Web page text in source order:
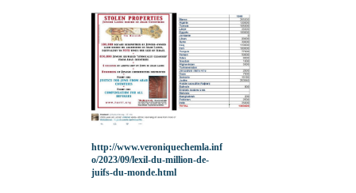
http://www.veroniquechemla.inf
o/2023/09/lexil-du-million-de-
juifs-du-monde.html